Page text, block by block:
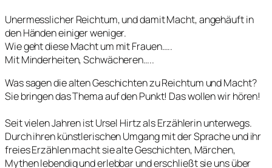
Unermesslicher Reichtum, und damit Macht, angehäuft in
den Händen einiger weniger.
Wie geht diese Macht um mit Frauen…..
Mit Minderheiten, Schwächeren…..
Was sagen die alten Geschichten zu Reichtum und Macht?
Sie bringen das Thema auf den Punkt! Das wollen wir hören!
Seit vielen Jahren ist Ursel Hirtz als Erzählerin unterwegs.
Durch ihren künstlerischen Umgang mit der Sprache und ihr
freies Erzählen macht sie alte Geschichten, Märchen,
Mythen lebendig und erlebbar und erschließt sie uns über